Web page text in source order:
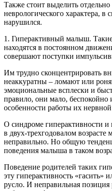
Также стоит выделить
неврологического характера,
нарушился.
1. Гиперактивный малыш.
находятся в постоянном
совершают поступки
Им трудно сконцентрировать
неаккуратны – ломают или
эмоциональные всплески и
правило, они мало, беспокойно
особенности работы их
О синдроме гиперактивности
в двух-трехгодовалом
неправильно. Но общую
поведения малыша в таком
Поведение родителей таких
эту гиперактивность «гасить»
русло. И неправильная